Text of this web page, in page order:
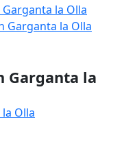
la Olla
Garganta la Olla
Garganta la
Olla